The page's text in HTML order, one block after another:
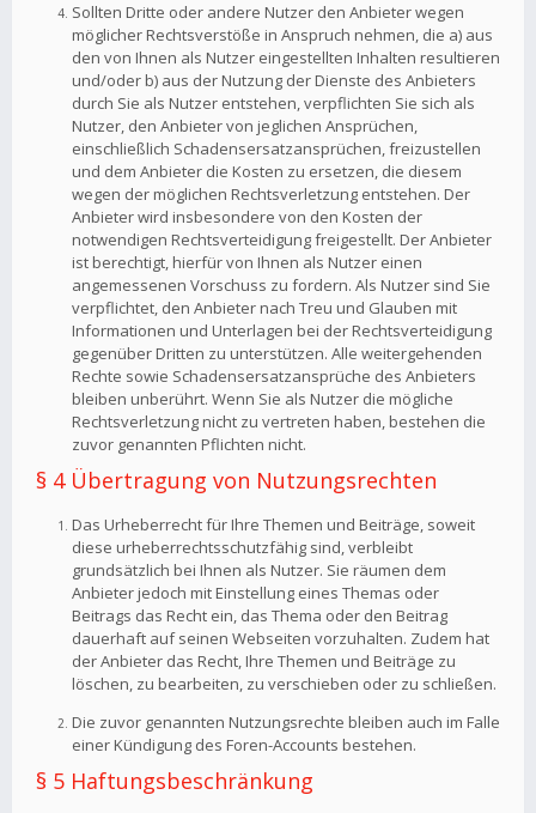
Sollten Dritte oder andere Nutzer den Anbieter wegen
möglicher Rechtsverstöße in Anspruch nehmen, die a) aus
den von Ihnen als Nutzer eingestellten Inhalten resultieren
und/oder b) aus der Nutzung der Dienste des Anbieters
durch Sie als Nutzer entstehen, verpflichten Sie sich als
Nutzer, den Anbieter von jeglichen Ansprüchen,
einschließlich Schadensersatzansprüchen, freizustellen
und dem Anbieter die Kosten zu ersetzen, die diesem
wegen der möglichen Rechtsverletzung entstehen. Der
Anbieter wird insbesondere von den Kosten der
notwendigen Rechtsverteidigung freigestellt. Der Anbieter
ist berechtigt, hierfür von Ihnen als Nutzer einen
angemessenen Vorschuss zu fordern. Als Nutzer sind Sie
verpflichtet, den Anbieter nach Treu und Glauben mit
Informationen und Unterlagen bei der Rechtsverteidigung
gegenüber Dritten zu unterstützen. Alle weitergehenden
Rechte sowie Schadensersatzansprüche des Anbieters
bleiben unberührt. Wenn Sie als Nutzer die mögliche
Rechtsverletzung nicht zu vertreten haben, bestehen die
zuvor genannten Pflichten nicht.
§ 4 Übertragung von Nutzungsrechten
Das Urheberrecht für Ihre Themen und Beiträge, soweit
diese urheberrechtsschutzfähig sind, verbleibt
grundsätzlich bei Ihnen als Nutzer. Sie räumen dem
Anbieter jedoch mit Einstellung eines Themas oder
Beitrags das Recht ein, das Thema oder den Beitrag
dauerhaft auf seinen Webseiten vorzuhalten. Zudem hat
der Anbieter das Recht, Ihre Themen und Beiträge zu
löschen, zu bearbeiten, zu verschieben oder zu schließen.
Die zuvor genannten Nutzungsrechte bleiben auch im Falle
einer Kündigung des Foren-Accounts bestehen.
§ 5 Haftungsbeschränkung